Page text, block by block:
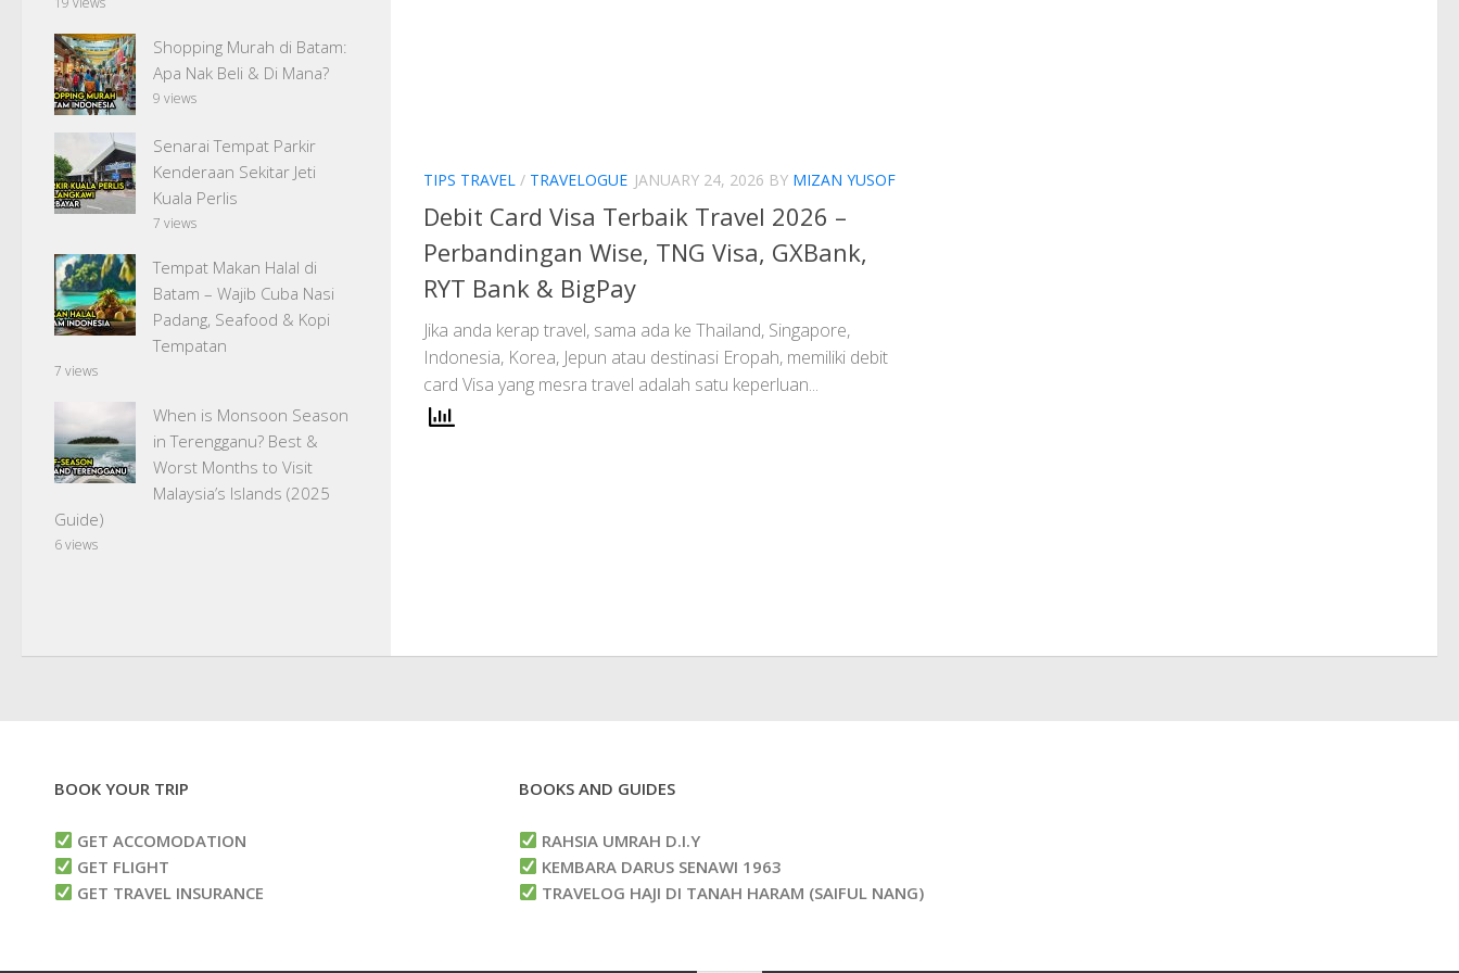
TIPS TRAVEL / TRAVELOGUE JANUARY 24, 2026 BY MIZAN YUSOF
Debit Card Visa Terbaik Travel 2026 –
Perbandingan Wise, TNG Visa, GXBank,
RYT Bank & BigPay
Jika anda kerap travel, sama ada ke Thailand, Singapore,
Indonesia, Korea, Jepun atau destinasi Eropah, memiliki debit
card Visa yang mesra travel adalah satu keperluan...
Shopping Murah di Batam:
Apa Nak Beli & Di Mana?
9 views
Senarai Tempat Parkir
Kenderaan Sekitar Jeti
Kuala Perlis
7 views
Tempat Makan Halal di
Batam – Wajib Cuba Nasi
Padang, Seafood & Kopi
Tempatan
7 views
When is Monsoon Season
in Terengganu? Best &
Worst Months to Visit
Malaysia’s Islands (2025
Guide)
6 views
BOOK YOUR TRIP
GET ACCOMODATION
GET FLIGHT
GET TRAVEL INSURANCE
BOOKS AND GUIDES
RAHSIA UMRAH D.I.Y
KEMBARA DARUS SENAWI 1963
TRAVELOG HAJI DI TANAH HARAM (SAIFUL NANG)